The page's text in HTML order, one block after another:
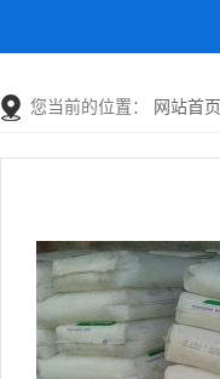
您当前的位置： 网站首页